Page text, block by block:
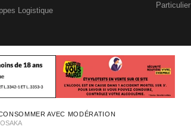
Logistique
Particulier
AVEC MODÉRATION